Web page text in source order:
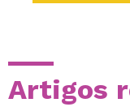
Artigos